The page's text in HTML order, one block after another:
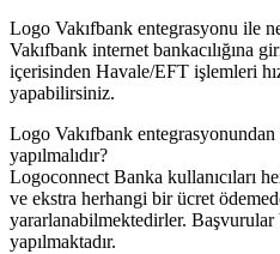
Logo Vakıfbank entegrasyonu ile
Vakıfbank internet bankacılığına
içerisinden Havale/EFT işlemleri
yapabilirsiniz.
Logo Vakıfbank
yapılmalıdır?
Logoconnect Banka kullanıcıları
ve ekstra herhangi bir ücret
yararlanabilmektedirler. Başvurular
yapılmaktadır.